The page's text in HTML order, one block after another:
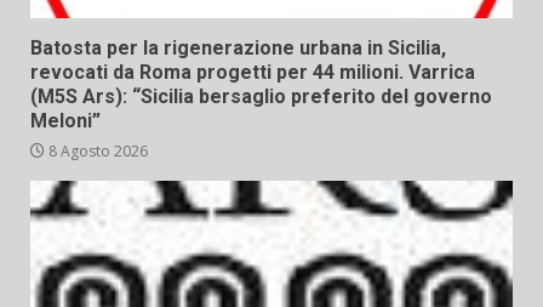
Batosta per la rigenerazione urbana in Sicilia,
revocati da Roma progetti per 44 milioni. Varrica
(M5S Ars): “Sicilia bersaglio preferito del governo
Meloni”
8 Agosto 2026